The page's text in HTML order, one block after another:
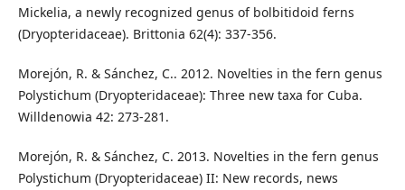
Mickelia, a newly recognized genus of bolbitidoid ferns
(Dryopteridaceae). Brittonia 62(4): 337-356.
Morejón, R. & Sánchez, C.. 2012. Novelties in the fern genus
Polystichum (Dryopteridaceae): Three new taxa for Cuba.
Willdenowia 42: 273-281.
Morejón, R. & Sánchez, C. 2013. Novelties in the fern genus
Polystichum (Dryopteridaceae) II: New records, news